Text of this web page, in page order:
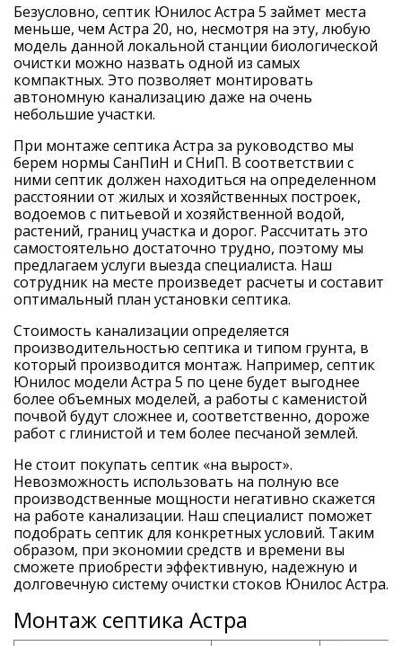
Безусловно, септик Юнилос Астра 5 займет места
меньше, чем Астра 20, но, несмотря на эту, любую
модель данной локальной станции биологической
очистки можно назвать одной из самых
компактных. Это позволяет монтировать
автономную канализацию даже на очень
небольшие участки.
При монтаже септика Астра за руководство мы
берем нормы СанПиН и СНиП. В соответствии с
ними септик должен находиться на определенном
расстоянии от жилых и хозяйственных построек,
водоемов с питьевой и хозяйственной водой,
растений, границ участка и дорог. Рассчитать это
самостоятельно достаточно трудно, поэтому мы
предлагаем услуги выезда специалиста. Наш
сотрудник на месте произведет расчеты и составит
оптимальный план установки септика.
Стоимость канализации определяется
производительностью септика и типом грунта, в
который производится монтаж. Например, септик
Юнилос модели Астра 5 по цене будет выгоднее
более объемных моделей, а работы с каменистой
почвой будут сложнее и, соответственно, дороже
работ с глинистой и тем более песчаной землей.
Не стоит покупать септик «на вырост».
Невозможность использовать на полную все
производственные мощности негативно скажется
на работе канализации. Наш специалист поможет
подобрать септик для конкретных условий. Таким
образом, при экономии средств и времени вы
сможете приобрести эффективную, надежную и
долговечную систему очистки стоков Юнилос Астра.
Монтаж септика Астра